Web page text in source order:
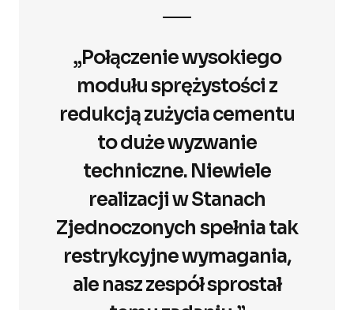
„Połączenie wysokiego
modułu sprężystości z
redukcją zużycia cementu
to duże wyzwanie
techniczne. Niewiele
realizacji w Stanach
Zjednoczonych spełnia tak
restrykcyjne wymagania,
ale nasz zespół sprostał